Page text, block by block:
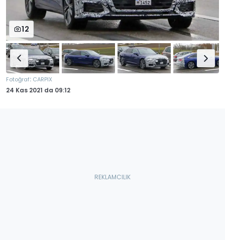
12
Fotoğraf: CARPIX
24 Kas 2021 da 09:12